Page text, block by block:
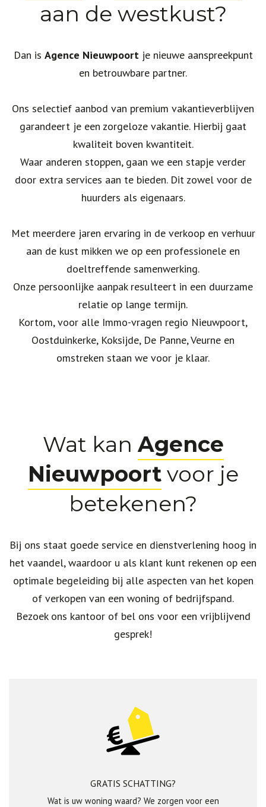
aan de westkust?
Dan is Agence Nieuwpoortje nieuwe aanspreekpunt
en betrouwbare partner.
Ons selectief aanbod van premium vakantieverblijven
garandeert je een zorgeloze vakantie. Hierbij gaat
kwaliteit boven kwantiteit.
Waar anderen stoppen, gaan we een stapje verder
door extra services aan te bieden. Dit zowel voor de
huurders als eigenaars.
Met meerdere jaren ervaring in de verkoop en verhuur
aan de kust mikken we op een professionele en
doeltreffende samenwerking.
Onze persoonlijke aanpak resulteert in een duurzame
relatie op lange termijn.
Kortom, voor alle Immo-vragen regio Nieuwpoort,
Oostduinkerke, Koksijde, De Panne, Veurne en
omstreken staan we voor je klaar.
Wat kanAgence
Nieuwpoortvoor je
betekenen?
Bij ons staat goede service en dienstverlening hoog in
het vaandel, waardoor u als klant kunt rekenen op een
optimale begeleiding bij alle aspecten van het kopen
of verkopen van een woning of bedrijfspand.
Bezoek ons kantoor of bel ons voor een vrijblijvend
gesprek!
GRATIS SCHATTING?
Wat is uw woning waard? We zorgen voor een